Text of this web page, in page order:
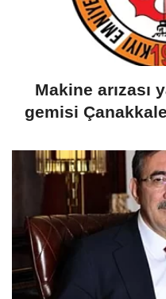
Makine arızası
gemisi